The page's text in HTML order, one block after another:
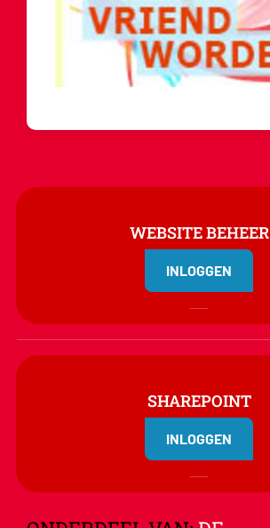
WEBSITE BEHEER
INLOGGEN
SHAREPOINT
INLOGGEN